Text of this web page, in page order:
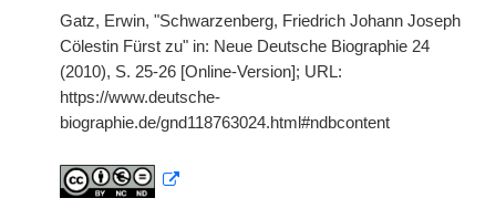
Gatz, Erwin, "Schwarzenberg, Friedrich Johann Joseph
Cölestin Fürst zu" in: Neue Deutsche Biographie 24
(2010), S. 25-26 [Online-Version]; URL:
https://www.deutsche-
biographie.de/gnd118763024.html#ndbcontent